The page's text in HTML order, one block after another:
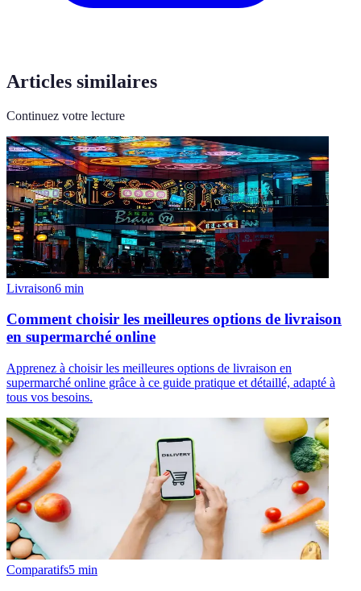
Articles similaires
Continuez votre lecture
Livraison6 min
Comment choisir les meilleures options de livraison
en supermarché online
Apprenez à choisir les meilleures options de livraison en
supermarché online grâce à ce guide pratique et détaillé, adapté à
tous vos besoins.
Comparatifs5 min